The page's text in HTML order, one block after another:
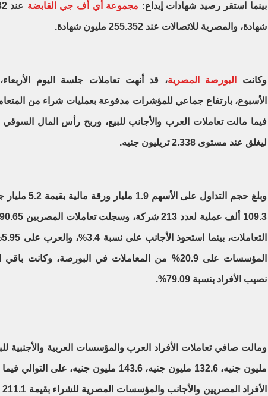
بينما استقر رصيد شهادات إيداع: مجموعة أي أف جي القابضة
شهادة، والمصرية للاتصالات عند 255.352 مليون شهادة.
وكانت البورصة المصرية، قد أنهت تعاملات جلسة اليوم
الأسبوع، بارتفاع جماعي للمؤشرات مدفوعة بعمليات شراء من
ليغلق عند مستوى 2.338 تريليون جنيه.
وبلغ حجم التداول على
المؤسسات على 20.9% من المعاملات في البورصة، وكانت
نصيب الأفراد بنسبة 79.09%.
مليون جنيه، 132.6 مليون جنيه، 143.6 مليون جنيه، على